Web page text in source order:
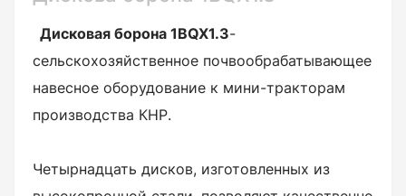
Дисковая борона 1BQX1.3-
сельскохозяйственное почвообрабатывающее
навесное оборудование к мини-тракторам
производства КНР.
Четырнадцать дисков, изготовленных из